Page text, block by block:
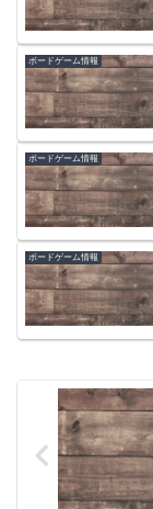
ボードゲーム情報
ボードゲーム情報
ボードゲーム情報